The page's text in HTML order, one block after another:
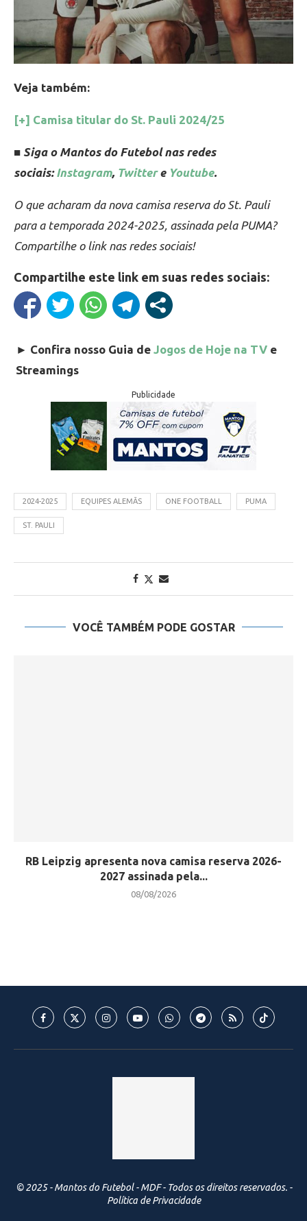
Veja também:
[+] Camisa titular do St. Pauli 2024/25
■ Siga o Mantos do Futebol nas redes
sociais: Instagram, Twittere Youtube.
O que acharam da nova camisa reserva do St. Pauli
para a temporada 2024-2025, assinada pela PUMA?
Compartilhe o link nas redes sociais!
Compartilhe este link em suas redes sociais:
► Confira nosso Guia de Jogos de Hoje na TV e
Streamings
Publicidade
2024-2025 EQUIPES ALEMÃS ONE FOOTBALL PUMA
ST. PAULI
VOCÊ TAMBÉM PODE GOSTAR
RB Leipzig apresenta nova camisa reserva 2026-
2027 assinada pela...
08/08/2026
© 2025 - Mantos do Futebol - MDF - Todos os direitos reservados. -
Política de Privacidade